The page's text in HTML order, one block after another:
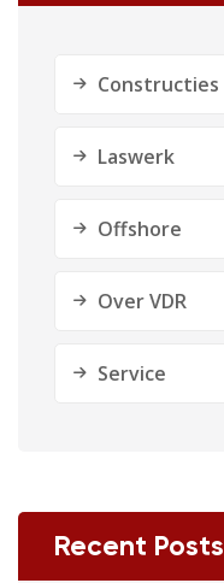
Constructies
Laswerk
Offshore
Over VDR
Service
Recent Posts